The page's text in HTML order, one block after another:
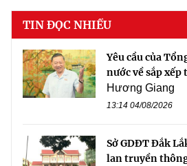
TIN ĐỌC NHIỀU
Yêu cầu của
nước về sắp
Hương Giang
13:14 04/08/2026
Sở GDĐT Đắk
lan truyền